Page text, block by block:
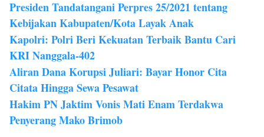
Presiden Tandatangani Perpres 25/2021 tentang
Kebijakan Kabupaten/Kota Layak Anak
Kapolri: Polri Beri Kekuatan Terbaik Bantu Cari
KRI Nanggala-402
Aliran Dana Korupsi Juliari: Bayar Honor Cita
Citata Hingga Sewa Pesawat
Hakim PN Jaktim Vonis Mati Enam Terdakwa
Penyerang Mako Brimob